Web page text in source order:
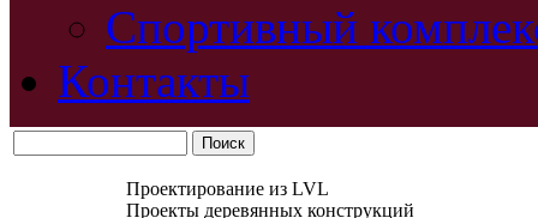
Спортивный
Контакты
Проектирование из LVL
Проекты деревянных конструкций